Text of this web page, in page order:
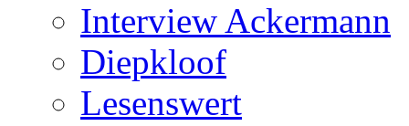
Interview Ackermann
Diepkloof
Lesenswert